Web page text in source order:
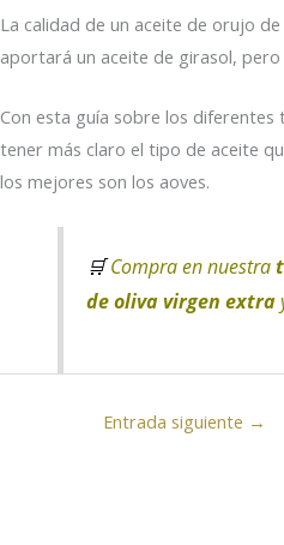
La calidad de un aceite de orujo
aportará un aceite de girasol,
Con esta guía sobre los
tener más claro el tipo de aceite
los mejores son los aoves.
🛒Compra en nuestra
de oliva virgen extra
Entrada siguiente →